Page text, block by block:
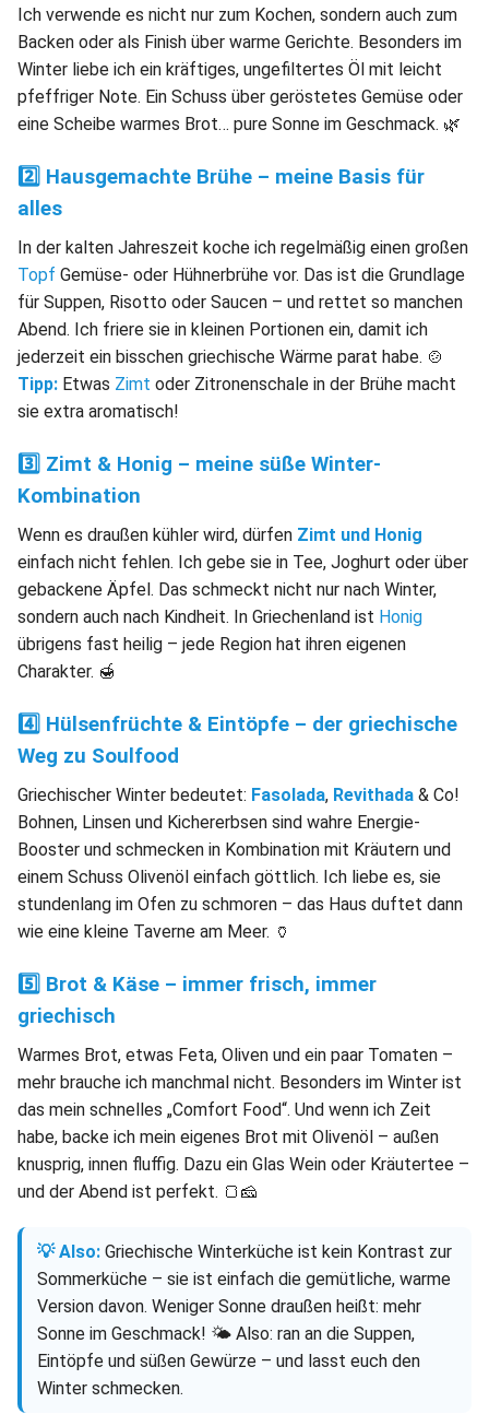
Ich verwende es nicht nur zum Kochen, sondern auch zum
Backen oder als Finish über warme Gerichte. Besonders im
Winter liebe ich ein kräftiges, ungefiltertes Öl mit leicht
pfeffriger Note. Ein Schuss über geröstetes Gemüse oder
eine Scheibe warmes Brot… pure Sonne im Geschmack. 🌿
2️⃣ Hausgemachte Brühe – meine Basis für
alles
In der kalten Jahreszeit koche ich regelmäßig einen großen
Topf Gemüse- oder Hühnerbrühe vor. Das ist die Grundlage
für Suppen, Risotto oder Saucen – und rettet so manchen
Abend. Ich friere sie in kleinen Portionen ein, damit ich
jederzeit ein bisschen griechische Wärme parat habe. 🍲
Tipp: Etwas Zimt oder Zitronenschale in der Brühe macht
sie extra aromatisch!
3️⃣ Zimt & Honig – meine süße Winter-
Kombination
Wenn es draußen kühler wird, dürfen Zimt und Honig
einfach nicht fehlen. Ich gebe sie in Tee, Joghurt oder über
gebackene Äpfel. Das schmeckt nicht nur nach Winter,
sondern auch nach Kindheit. In Griechenland ist Honig
übrigens fast heilig – jede Region hat ihren eigenen
Charakter. 🍯
4️⃣ Hülsenfrüchte & Eintöpfe – der griechische
Weg zu Soulfood
Griechischer Winter bedeutet: Fasolada, Revithada & Co!
Bohnen, Linsen und Kichererbsen sind wahre Energie-
Booster und schmecken in Kombination mit Kräutern und
einem Schuss Olivenöl einfach göttlich. Ich liebe es, sie
stundenlang im Ofen zu schmoren – das Haus duftet dann
wie eine kleine Taverne am Meer. 🏺
5️⃣ Brot & Käse – immer frisch, immer
griechisch
Warmes Brot, etwas Feta, Oliven und ein paar Tomaten –
mehr brauche ich manchmal nicht. Besonders im Winter ist
das mein schnelles „Comfort Food“. Und wenn ich Zeit
habe, backe ich mein eigenes Brot mit Olivenöl – außen
knusprig, innen fluffig. Dazu ein Glas Wein oder Kräutertee –
und der Abend ist perfekt. 🍞🧀
💡 Also: Griechische Winterküche ist kein Kontrast zur
Sommerküche – sie ist einfach die gemütliche, warme
Version davon. Weniger Sonne draußen heißt: mehr
Sonne im Geschmack! 🌤️ Also: ran an die Suppen,
Eintöpfe und süßen Gewürze – und lasst euch den
Winter schmecken.